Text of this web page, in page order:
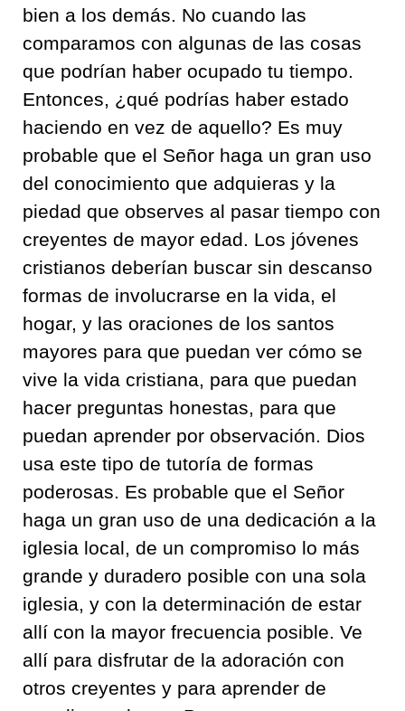
bien a los demás. No cuando las
comparamos con algunas de las cosas
que podrían haber ocupado tu tiempo.
Entonces, ¿qué podrías haber estado
haciendo en vez de aquello? Es muy
probable que el Señor haga un gran uso
del conocimiento que adquieras y la
piedad que observes al pasar tiempo con
creyentes de mayor edad. Los jóvenes
cristianos deberían buscar sin descanso
formas de involucrarse en la vida, el
hogar, y las oraciones de los santos
mayores para que puedan ver cómo se
vive la vida cristiana, para que puedan
hacer preguntas honestas, para que
puedan aprender por observación. Dios
usa este tipo de tutoría de formas
poderosas. Es probable que el Señor
haga un gran uso de una dedicación a la
iglesia local, de un compromiso lo más
grande y duradero posible con una sola
iglesia, y con la determinación de estar
allí con la mayor frecuencia posible. Ve
allí para disfrutar de la adoración con
otros creyentes y para aprender de